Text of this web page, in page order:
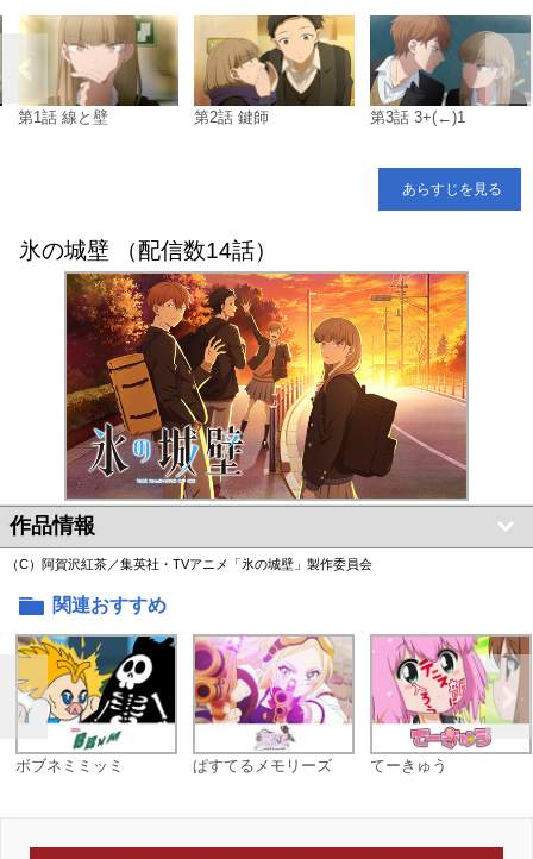
第1話 線と壁 第2話 鍵師 第3話 3+(←)1
あらすじを見る
氷の城壁 （配信数14話）
作品情報
（C）阿賀沢紅茶／集英社・TVアニメ「氷の城壁」製作委員会
関連おすすめ
ボブネミミッミ ぱすてるメモリーズ てーきゅう